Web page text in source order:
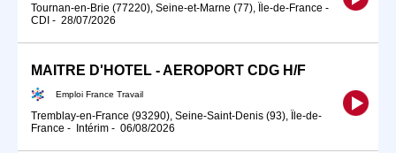
Tournan-en-Brie (77220), Seine-et-Marne (77), Île-de-France -
CDI - 28/07/2026
MAITRE D'HOTEL - AEROPORT CDG H/F
Emploi France Travail
Tremblay-en-France (93290), Seine-Saint-Denis (93), Île-de-
France - Intérim - 06/08/2026